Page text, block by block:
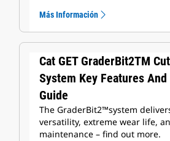
Más Información
Cat GET GraderBit2TM
System Key Features
Guide
The GraderBit2™️system
versatility, extreme wear life,
maintenance – find out more.